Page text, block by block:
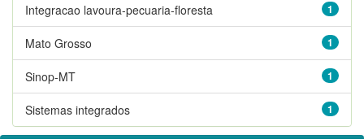
1
Integracao lavoura-pecuaria-floresta
1
Mato Grosso
1
Sinop-MT
1
Sistemas integrados